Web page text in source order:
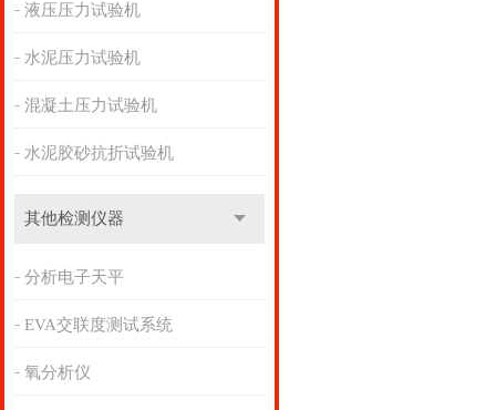
液压压力试验机
水泥压力试验机
混凝土压力试验机
水泥胶砂抗折试验机
其他检测仪器
分析电子天平
EVA交联度测试系统
氧分析仪